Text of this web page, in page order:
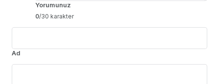
Yorumunuz
0/30 karakter
Ad